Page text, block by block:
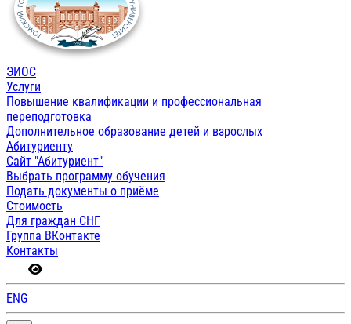
ЭИОС
Услуги
Повышение квалификации и профессиональная
переподготовка
Дополнительное образование детей и взрослых
Абитуриенту
Сайт "Абитуриент"
Выбрать программу обучения
Подать документы о приёме
Стоимость
Для граждан СНГ
Группа ВКонтакте
Контакты
ENG